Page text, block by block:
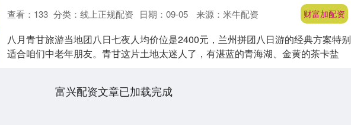
财富加配资
日期：09-05 来源：米牛配资
查看： 133 分类： 线上正规配资
八月青甘旅游当地团八日七夜人均价位是2400元，兰州拼团八日游的经典方案特别
适合咱们中老年朋友。青甘这片土地太迷人了，有湛蓝的青海湖、金黄的茶卡盐
富兴配资文章已加载完成